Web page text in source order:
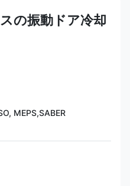
の振動ドア冷却
MEPS,SABER